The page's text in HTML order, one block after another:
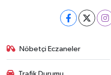
Nöbetçi Eczaneler